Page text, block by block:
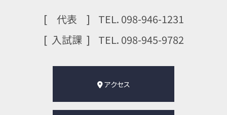
代表
TEL. 098-946-1231
⼊試課
TEL. 098-945-9782
アクセス